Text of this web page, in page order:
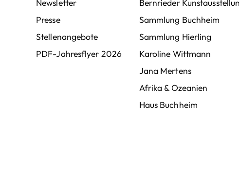
Newsletter
Presse
Stellenangebote
PDF-Jahresflyer 2026
Bernrieder
Sammlung Buchheim
Sammlung Hierling
Karoline Wittmann
Jana Mertens
Afrika & Ozeanien
Haus Buchheim